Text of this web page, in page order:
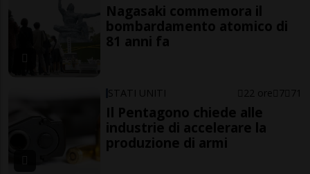
Nagasaki commemora il
bombardamento atomico di
81 anni fa
STATI UNITI 22 ore 7 71
Il Pentagono chiede alle
industrie di accelerare la
produzione di armi